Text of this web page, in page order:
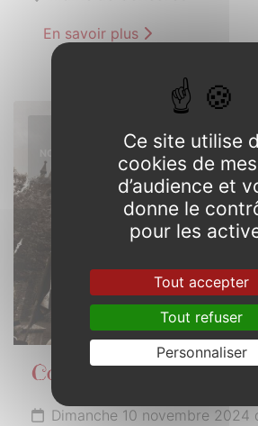
En savoir plus
Commémoration
Dimanche 10 novembre 2024
Ce site utilise
cookies de
d’audience et
donne le
pour les
Tout accepter
Tout refuser
Personnaliser